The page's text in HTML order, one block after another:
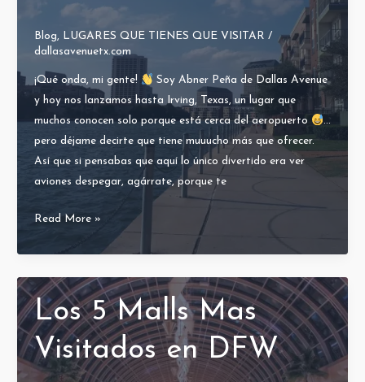
Blog, LUGARES QUE TIENES QUE VISITAR /
dallasavenuetx.com
¡Qué onda, mi gente!
Soy Abner Peña de Dallas Avenue
y hoy nos lanzamos hasta Irving, Texas, un lugar que
muchos conocen solo porque está cerca del aeropuerto
…
pero déjame decirte que tiene muuucho más que ofrecer.
Así que si pensabas que aquí lo único divertido era ver
aviones despegar, agárrate, porque te
hacer
en
Irving,
Texas
Read More »
Los 5 Malls Mas
Visitados en DFW